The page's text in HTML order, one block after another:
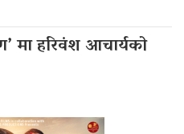
मा हरिवंश आचार्यको